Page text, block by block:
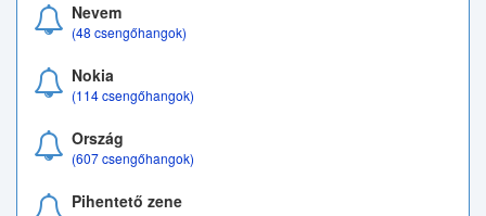
Nevem
(48 csengőhangok)
Nokia
(114 csengőhangok)
Ország
(607 csengőhangok)
Pihentető zene